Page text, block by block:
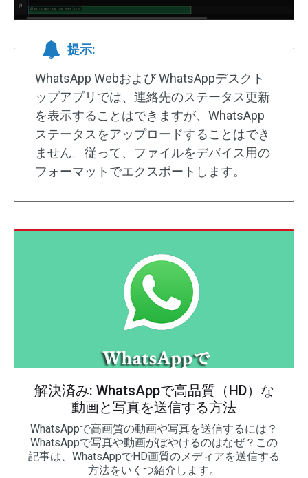
提示:
WhatsApp Webおよび WhatsAppデスクト
ップアプリでは、連絡先のステータス更新
を表示することはできますが、Wh​​atsApp
ステータスをアップロードすることはでき
ません。従って、ファイルをデバイス用の
フォーマットでエクスポートします。
解決済み: WhatsAppで高品質（HD）な
動画と写真を送信する方法
WhatsAppで高画質の動画や写真を送信するには？
WhatsAppで写真や動画がぼやけるのはなぜ？この
記事は、WhatsAppでHD画質のメディアを送信する
方法をいくつ紹介します。